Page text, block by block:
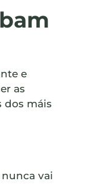
e
as
dos máis
vai